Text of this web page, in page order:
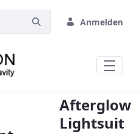
Anmelden
Afterglow
Lightsuit